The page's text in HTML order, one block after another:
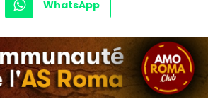
WhatsApp